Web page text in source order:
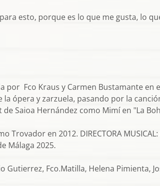
esto, porque es lo que me gusta, lo
por Fco Kraus y Carmen Bustamante
la ópera y zarzuela, pasando por la
Saioa Hernández como Mimí en "La
Trovador en 2012. DIRECTORA
Málaga 2025.
Gutierrez, Fco.Matilla, Helena Pimienta,